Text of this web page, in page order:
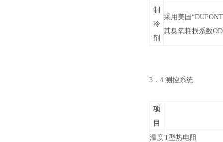
制
冷
剂
采用美国“DUPONT
其臭氧耗损系数
3．4 测控系统
项
目
温度T型热电阻